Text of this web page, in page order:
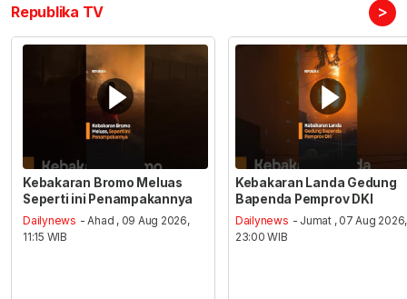
Republika TV >
Kebakaran Bromo Meluas
Seperti ini Penampakannya
Dailynews - Ahad , 09 Aug 2026,
11:15 WIB
Kebakaran Landa Gedung
Bapenda Pemprov DKI
Dailynews - Jumat , 07 Aug 2026,
23:00 WIB